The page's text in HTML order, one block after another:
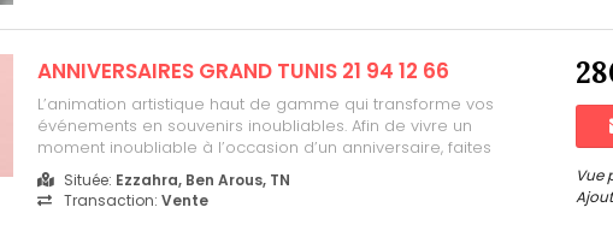
ANNIVERSAIRES GRAND TUNIS 21 94 12 66
L’animation artistique haut de gamme qui transforme vos
événements en souvenirs inoubliables. Afin de vivre un
moment inoubliable à l’occasion d’un anniversaire, faites
appel à DANYSHOW MINI DISCO PETITS TOURS DE MAGIE JEUX
DIVERS DANSE JEUX KARAOKE SUR VOTRE DEMANDE Priere de
nous contacter au 21 941 266 / 93 769 763
Située: Ezzahra, Ben Arous, TN
Transaction: Vente
Vue